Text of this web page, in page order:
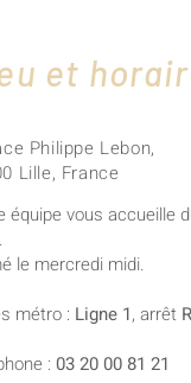
et
Philippe Lebon,
Lille, France
équipe vous accueille
le mercredi midi.
métro : Ligne 1, arrêt
: 03 20 00 81 21